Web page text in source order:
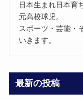
日本生まれ日本育
元高校球児。
スポーツ・芸能・
いきます。
最新の投稿